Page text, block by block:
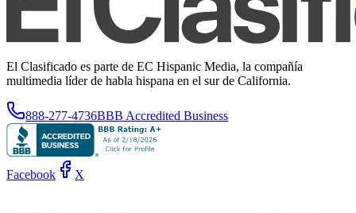
El Clasificado es parte de EC Hispanic Media, la compañía
multimedia líder de habla hispana en el sur de California.
888-277-4736BBB Accredited Business
Facebook X